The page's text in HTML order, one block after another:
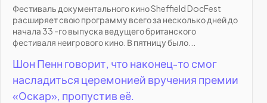
Фестиваль документального кино Sheffield DocFest
расширяет свою программу всего за несколько дней до
начала 33 -го выпуска ведущего британского
фестиваля неигрового кино. В пятницу было...
Шон Пенн говорит, что наконец-то смог
насладиться церемонией вручения премии
«Оскар», пропустив её.